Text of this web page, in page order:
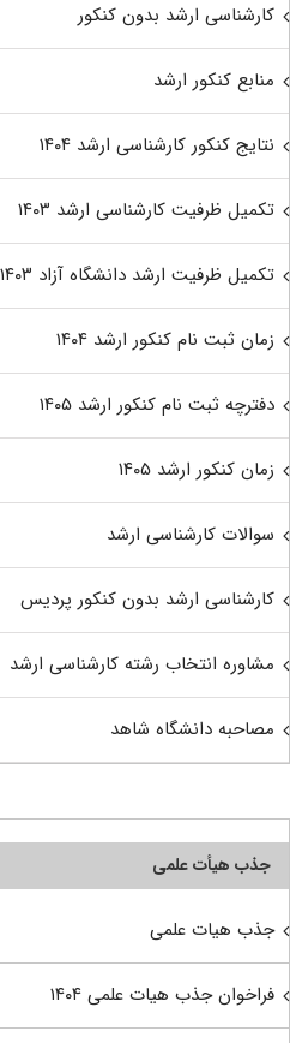
کارشناسی ارشد بدون کنکور
منابع کنکور ارشد
نتایج کنکور کارشناسی ارشد ۱۴۰۴
تکمیل ظرفیت کارشناسی ارشد ۱۴۰۳
تکمیل ظرفیت ارشد دانشگاه آزاد ۱۴۰۳
زمان ثبت نام کنکور ارشد ۱۴۰۴
دفترچه ثبت نام کنکور ارشد ۱۴۰۵
زمان کنکور ارشد ۱۴۰۵
سوالات کارشناسی ارشد
کارشناسی ارشد بدون کنکور پردیس
مشاوره انتخاب رشته کارشناسی ارشد
مصاحبه دانشگاه شاهد
جذب هیأت علمی
جذب هیات علمی
فراخوان جذب هیات علمی ۱۴۰۴